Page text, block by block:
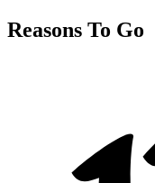
Reasons To Go